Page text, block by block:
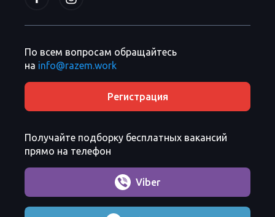
По всем вопросам обращайтесь
на info@razem.work
Регистрация
Получайте подборку бесплатных вакансий
прямо на телефон
Viber